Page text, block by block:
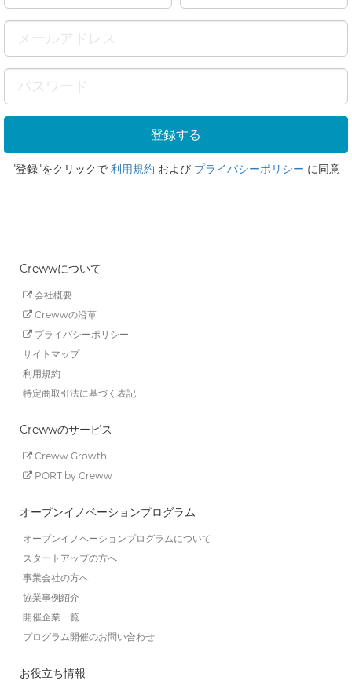
"登録"をクリックで 利用規約 および プライバシーポリシー に同意
Crewwについて
会社概要
Crewwの沿革
プライバシーポリシー
サイトマップ
利用規約
特定商取引法に基づく表記
Crewwのサービス
Creww Growth
PORT by Creww
オープンイノベーションプログラム
オープンイノベーションプログラムについて
スタートアップの方へ
事業会社の方へ
協業事例紹介
開催企業一覧
プログラム開催のお問い合わせ
お役立ち情報